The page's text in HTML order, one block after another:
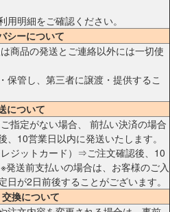
明細をご確認ください。
シーについて
商品の発送とご連絡以外には一切使
保管し、第三者に譲渡・提供するこ
について
指定がない場合、 前払い決済の場合
10営業日以内に発送いたします。
ジットカード）⇒ご注文確認後、10
送前支払いの場合は、お客様のご入
が2日前後することがございます。
換について